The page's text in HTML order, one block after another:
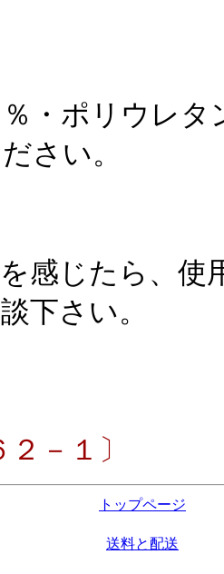
・ポリウレタ
さい。
感じたら、使
下さい。
２－１〕
トップページ
送料と配送